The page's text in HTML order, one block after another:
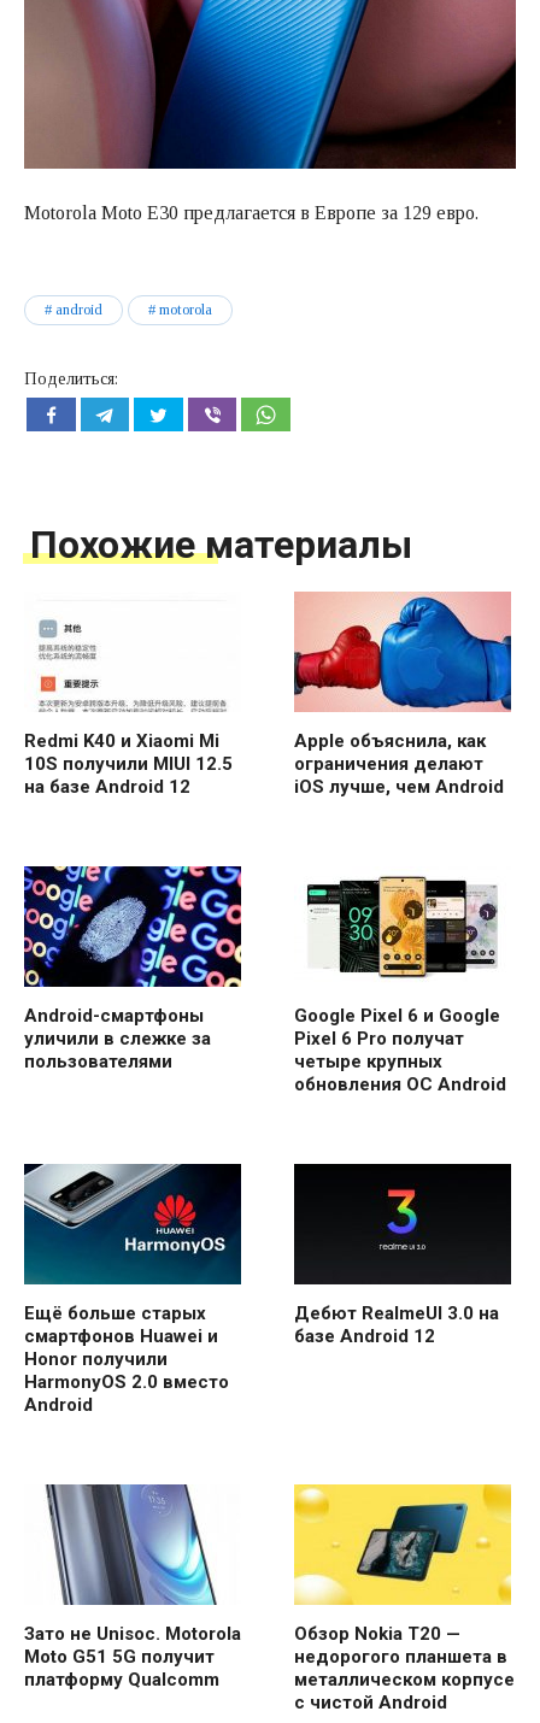
Motorola Moto E30 предлагается в Европе за 129 евро.
android motorola
Поделиться:
Похожие материалы
Redmi K40 и Xiaomi Mi
10S получили MIUI 12.5
на базе Android 12
Apple объяснила, как
ограничения делают
iOS лучше, чем Android
Android-смартфоны
уличили в слежке за
пользователями
Google Pixel 6 и Google
Pixel 6 Pro получат
четыре крупных
обновления ОС Android
Ещё больше старых
смартфонов Huawei и
Honor получили
HarmonyOS 2.0 вместо
Android
Дебют RealmeUI 3.0 на
базе Android 12
Зато не Unisoc. Motorola
Moto G51 5G получит
платформу Qualcomm
Обзор Nokia T20 —
недорогого планшета в
металлическом корпусе
с чистой Android